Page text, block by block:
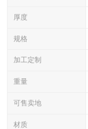
厚度
规格
加工定制
重量
可售卖地
材质